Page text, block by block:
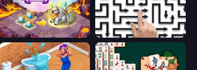
Mergest Kingdom Arrow Escape: Puzzle